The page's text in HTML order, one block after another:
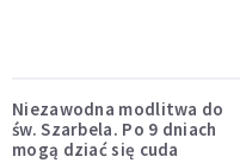
Niezawodna modlitwa do
św. Szarbela. Po 9 dniach
mogą dziać się cuda